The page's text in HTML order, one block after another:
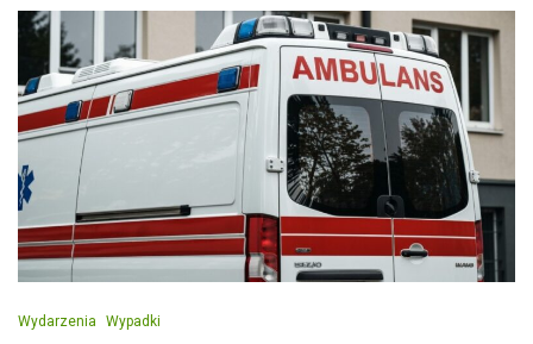
Wydarzenia Wypadki